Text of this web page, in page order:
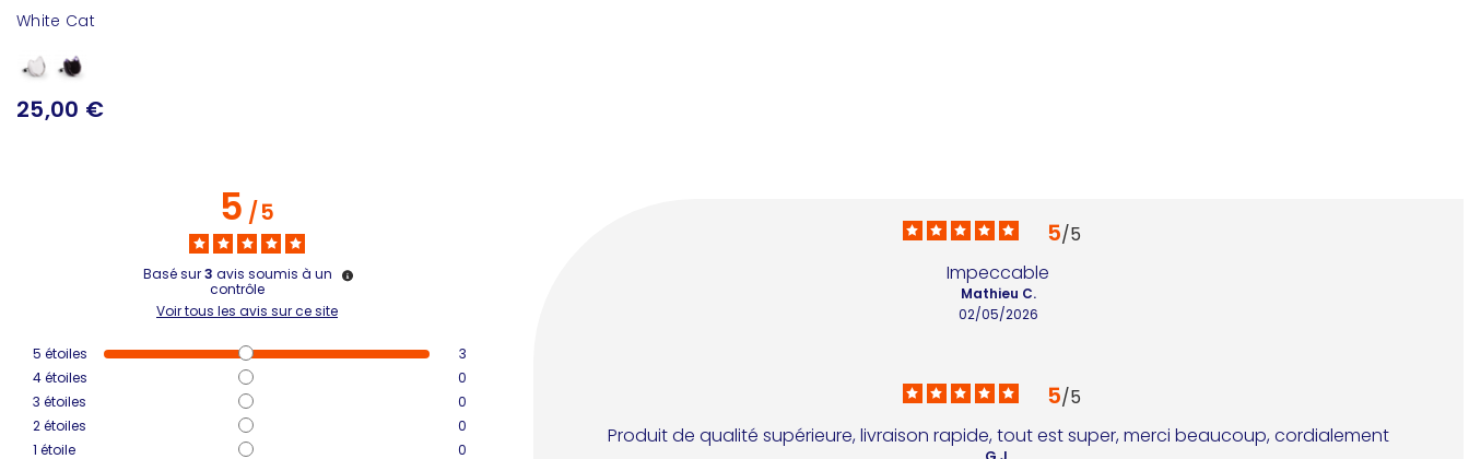
White Cat
25,00 €
5/5
Basé sur3 avis soumis à un
contrôle
Voir tous les avis sur ce site
5 étoiles
3
4étoiles
0
3 étoiles
0
2étoiles
0
1 étoile 0
5/5
Impeccable
02/05/2026
Mathieu C.
5/5
Produit de qualité supérieure, livraison rapide, tout est super, merci beaucoup, cordialement